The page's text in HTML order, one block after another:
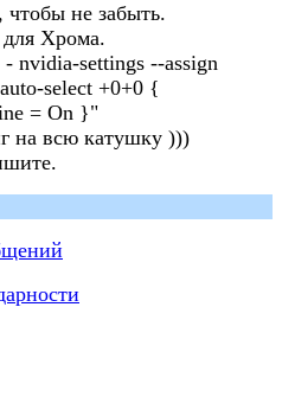
чтобы не забыть.
для Хрома.
nvidia-settings --assign
select +0+0 {
= On }"
на всю катушку )))